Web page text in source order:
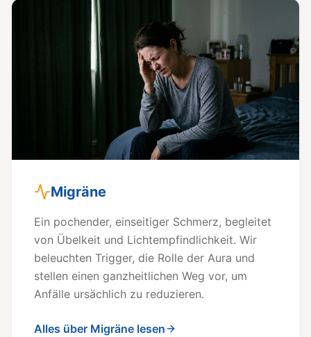
Migräne
Ein pochender, einseitiger Schmerz, begleitet
von Übelkeit und Lichtempfindlichkeit. Wir
beleuchten Trigger, die Rolle der Aura und
stellen einen ganzheitlichen Weg vor, um
Anfälle ursächlich zu reduzieren.
Alles über Migräne lesen